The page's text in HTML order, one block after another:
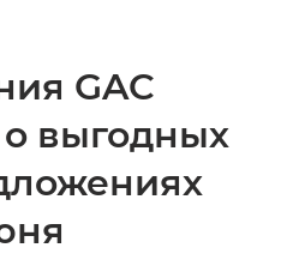
GAC
выгодных